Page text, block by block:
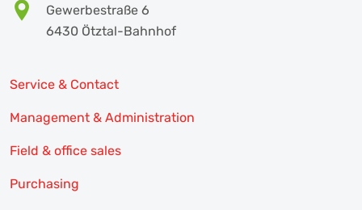
Gewerbestraße 6
6430 Ötztal-Bahnhof
Service & Contact
Management & Administration
Field & office sales
Purchasing